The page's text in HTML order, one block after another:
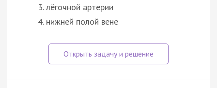
лёгочной артерии
нижней полой вене